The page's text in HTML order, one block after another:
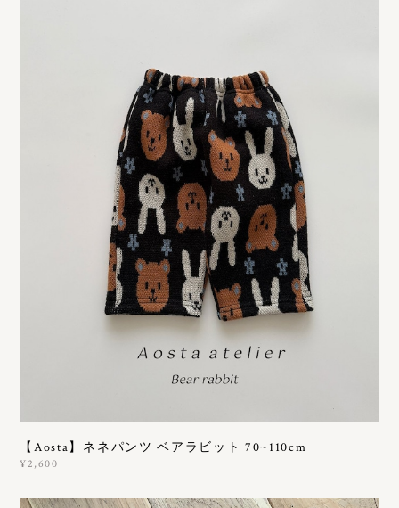
【Aosta】ネネパンツ ベアラビット 70~110cm
¥2,600